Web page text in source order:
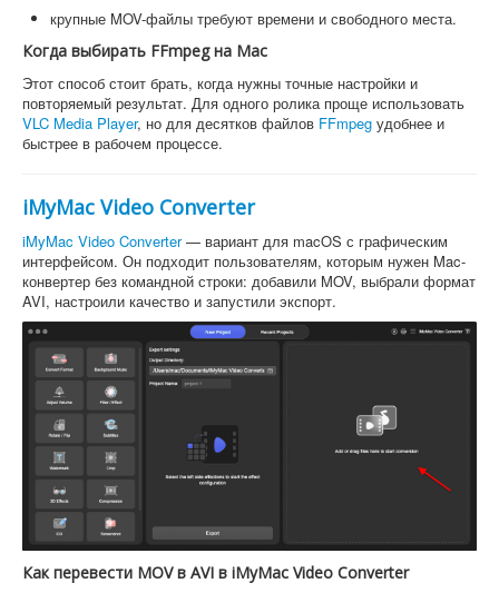
крупные MOV-файлы требуют времени и свободного места.
Когда выбирать FFmpeg на Mac
Этот способ стоит брать, когда нужны точные настройки и
повторяемый результат. Для одного ролика проще использовать
VLC Media Player, но для десятков файлов FFmpeg удобнее и
быстрее в рабочем процессе.
iMyMac Video Converter
iMyMac Video Converter— вариант для macOS с графическим
интерфейсом. Он подходит пользователям, которым нужен Mac-
конвертер без командной строки: добавили MOV, выбрали формат
AVI, настроили качество и запустили экспорт.
Как перевести MOV в AVI в iMyMac Video Converter